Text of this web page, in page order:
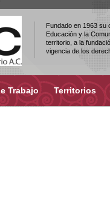
Fundado en 1963 su
Educación y la
territorio, a la
vigencia de los
Trabajo Territorios